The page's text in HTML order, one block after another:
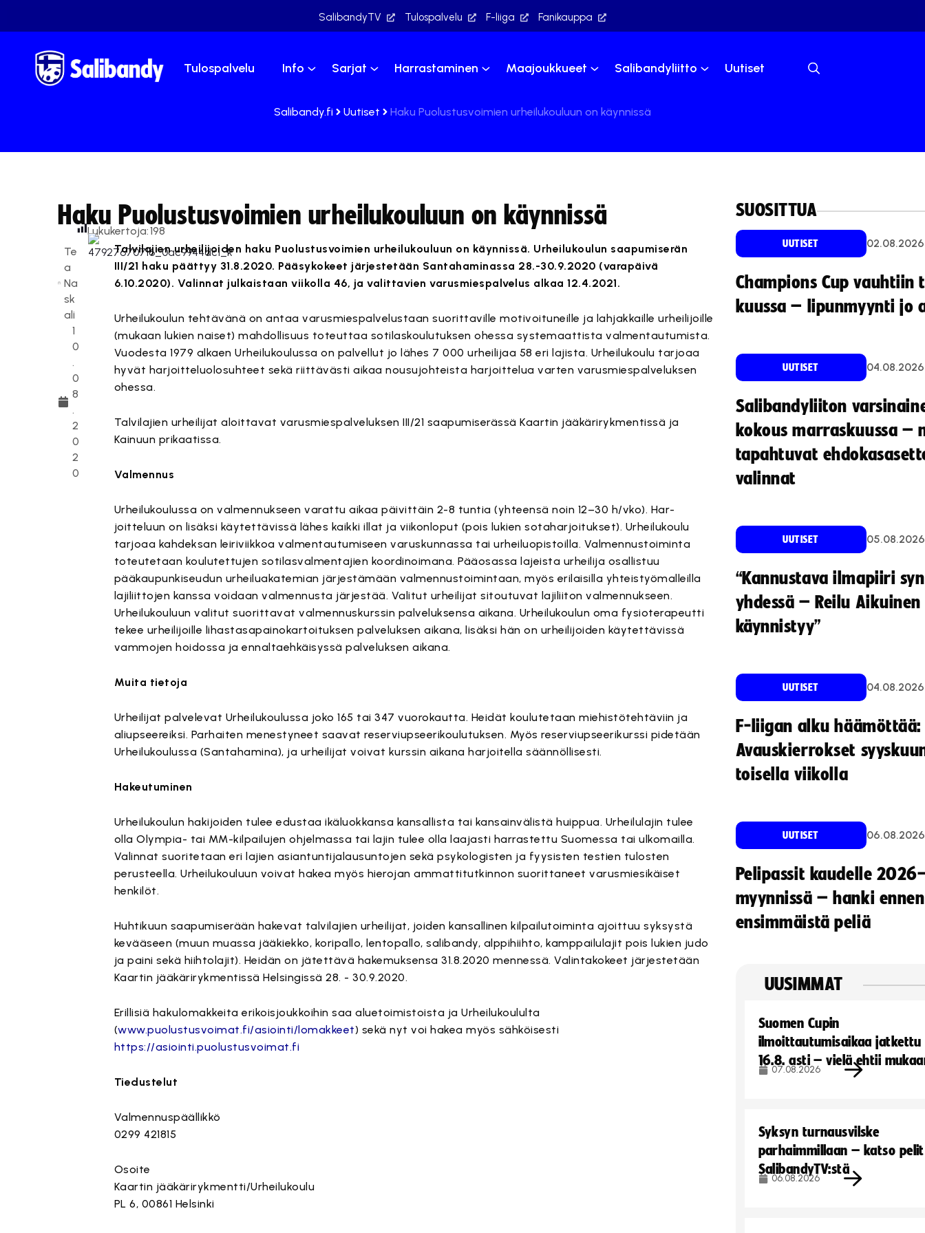
SalibandyTV Tulospalvelu F-liiga Fanikauppa
Tulospalvelu Info Sarjat Harrastaminen Maajoukkueet Salibandyliitto Uutiset
Salibandy.fi Uutiset Haku Puolustusvoimien urheilukouluun on käynnissä
Haku Puolustusvoimien urheilukouluun on käynnissä
Te
a
Na
sk
ali
1
0
.
0
8
.
2
0
2
0
Lukukertoja:198
Talvilajien urheilijoiden haku Puolustusvoimien urheilukouluun on käynnissä. Urheilukoulun saapumiserän
III/21 haku päättyy 31.8.2020. Pääsykokeet järjestetään Santahaminassa 28.-30.9.2020 (varapäivä
6.10.2020). Valinnat julkaistaan viikolla 46, ja valittavien varusmiespalvelus alkaa 12.4.2021.
Urheilukoulun tehtävänä on antaa varusmiespalvelustaan suorittaville motivoituneille ja lahjakkaille urheilijoille
(mukaan lukien naiset) mahdollisuus toteuttaa sotilaskoulutuksen ohessa systemaattista valmentautumista.
Vuodesta 1979 alkaen Urheilukoulussa on palvellut jo lähes 7 000 urheilijaa 58 eri lajista. Urheilukoulu tarjoaa
hyvät harjoitteluolosuhteet sekä riittävästi aikaa nousujohteista harjoittelua varten varusmiespalveluksen
ohessa.
Talvilajien urheilijat aloittavat varusmiespalveluksen III/21 saapumiserässä Kaartin jääkärirykmentissä ja
Kainuun prikaatissa.
Valmennus
Urheilukoulussa on valmennukseen varattu aikaa päivittäin 2-8 tuntia (yhteensä noin 12–30 h/vko). Har-
joitteluun on lisäksi käytettävissä lähes kaikki illat ja viikonloput (pois lukien sotaharjoitukset). Urheilukoulu
tarjoaa kahdeksan leiriviikkoa valmentautumiseen varuskunnassa tai urheiluopistoilla. Valmennustoiminta
toteutetaan koulutettujen sotilasvalmentajien koordinoimana. Pääosassa lajeista urheilija osallistuu
pääkaupunkiseudun urheiluakatemian järjestämään valmennustoimintaan, myös erilaisilla yhteistyömalleilla
lajiliittojen kanssa voidaan valmennusta järjestää. Valitut urheilijat sitoutuvat lajiliiton valmennukseen.
Urheilukouluun valitut suorittavat valmennuskurssin palveluksensa aikana. Urheilukoulun oma fysioterapeutti
tekee urheilijoille lihastasapainokartoituksen palveluksen aikana, lisäksi hän on urheilijoiden käytettävissä
vammojen hoidossa ja ennaltaehkäisyssä palveluksen aikana.
Muita tietoja
Urheilijat palvelevat Urheilukoulussa joko 165 tai 347 vuorokautta. Heidät koulutetaan miehistötehtäviin ja
aliupseereiksi. Parhaiten menestyneet saavat reserviupseerikoulutuksen. Myös reserviupseerikurssi pidetään
Urheilukoulussa (Santahamina), ja urheilijat voivat kurssin aikana harjoitella säännöllisesti.
Hakeutuminen
Urheilukoulun hakijoiden tulee edustaa ikäluokkansa kansallista tai kansainvälistä huippua. Urheilulajin tulee
olla Olympia- tai MM-kilpailujen ohjelmassa tai lajin tulee olla laajasti harrastettu Suomessa tai ulkomailla.
Valinnat suoritetaan eri lajien asiantuntijalausuntojen sekä psykologisten ja fyysisten testien tulosten
perusteella. Urheilukouluun voivat hakea myös hierojan ammattitutkinnon suorittaneet varusmiesikäiset
henkilöt.
Huhtikuun saapumiserään hakevat talvilajien urheilijat, joiden kansallinen kilpailutoiminta ajoittuu syksystä
kevääseen (muun muassa jääkiekko, koripallo, lentopallo, salibandy, alppihiihto, kamppailulajit pois lukien judo
ja paini sekä hiihtolajit). Heidän on jätettävä hakemuksensa 31.8.2020 mennessä. Valintakokeet järjestetään
Kaartin jääkärirykmentissä Helsingissä 28. - 30.9.2020.
Erillisiä hakulomakkeita erikoisjoukkoihin saa aluetoimistoista ja Urheilukoululta
(www.puolustusvoimat.fi/asiointi/lomakkeet) sekä nyt voi hakea myös sähköisesti
https://asiointi.puolustusvoimat.fi
Tiedustelut
Valmennuspäällikkö
0299 421815
Osoite
Kaartin jääkärirykmentti/Urheilukoulu
PL 6, 00861 Helsinki
SUOSITTUA
UUTISET 02.08.2026
Champions Cup vauhtiin
kuussa – lipunmyynti jo
UUTISET 04.08.2026
Salibandyliiton
kokous marraskuussa –
tapahtuvat
valinnat
UUTISET 05.08.2026
“Kannustava ilmapiiri
yhdessä – Reilu
käynnistyy”
UUTISET 04.08.2026
F-liigan alku häämöttää:
Avauskierrokset
toisella viikolla
UUTISET 06.08.2026
Pelipassit kaudelle
myynnissä – hanki ennen
ensimmäistä peliä
UUSIMMAT
Suomen Cupin
ilmoittautumisaikaa jatkettu
16.8. asti – vielä ehtii
07.08.2026
Syksyn turnausvilske
parhaimmillaan – katso pelit
SalibandyTV:stä
06.08.2026